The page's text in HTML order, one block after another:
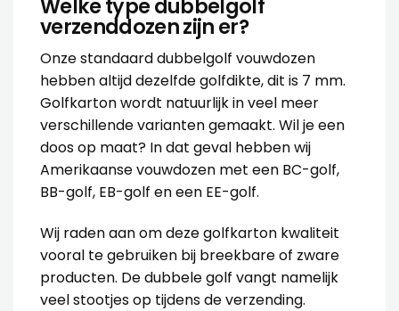
Welke type dubbelgolf
verzenddozen zijn er?
Onze standaard dubbelgolf vouwdozen
hebben altijd dezelfde golfdikte, dit is 7 mm.
Golfkarton wordt natuurlijk in veel meer
verschillende varianten gemaakt. Wil je een
doos op maat? In dat geval hebben wij
Amerikaanse vouwdozen met een BC-golf,
BB-golf, EB-golf en een EE-golf.
Wij raden aan om deze golfkarton kwaliteit
vooral te gebruiken bij breekbare of zware
producten. De dubbele golf vangt namelijk
veel stootjes op tijdens de verzending.